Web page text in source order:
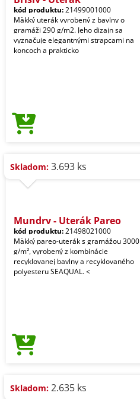
kód produktu:21499001000
Mäkký uterák vyrobený z bavlny o
gramáži 290 g/m2. Jeho dizajn sa
vyznačuje elegantnými strapcami na
koncoch a prakticko
Skladom: 3.693 ks
Mundry - Uterák Pareo
kód produktu:21498021000
Mäkký pareo-uterák s gramážou 3000
g/m², vyrobený z kombinácie
recyklovanej bavlny a recyklovaného
polyesteru SEAQUAL. <
Skladom: 2.635 ks